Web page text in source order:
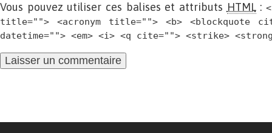
Vous pouvez utiliser ces balises et attributs HTML:
title=""> <acronym title=""> <b> <blockquote
datetime=""> <em> <i> <q cite=""> <strike>